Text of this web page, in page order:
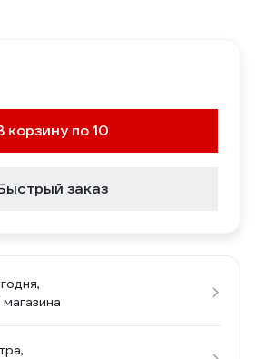
корзину по 10
заказ
магазина